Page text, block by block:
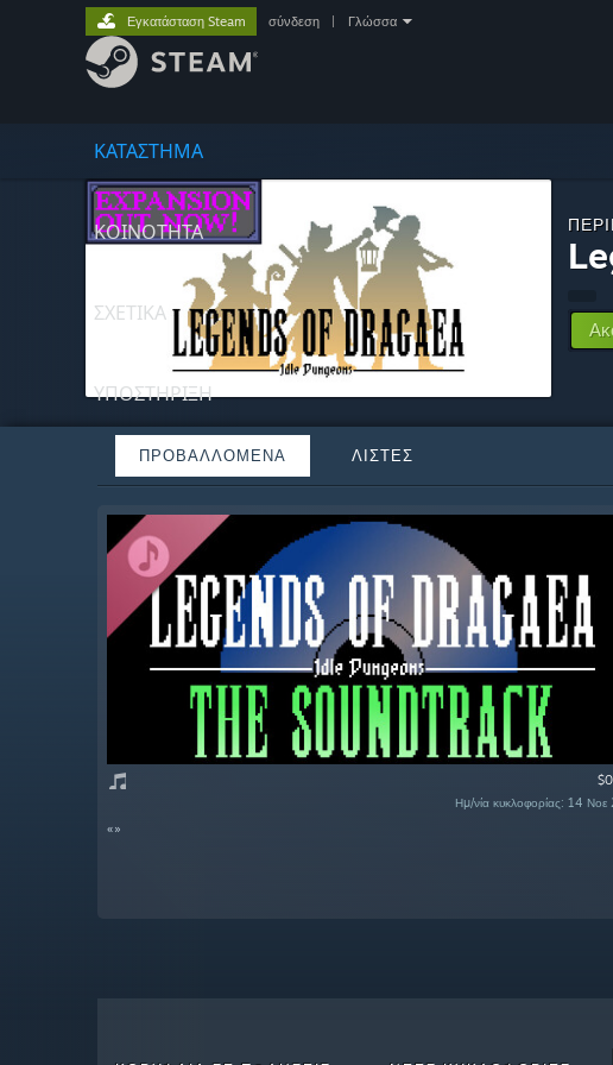
ΚΑΤΑΣΤΗΜΑ
ΚΟΙΝΟΤΗΤΑ
ΣΧΕΤΙΚΆ
ΥΠΟΣΤΗΡΙΞΗ
Εγκατάσταση Steam σύνδεση Γλώσσα
ΠΡΟΒΑΛΛΌΜΕΝΑ ΛΊΣΤΕΣ
Ημ/νία κυκλοφορίας: 14
«»